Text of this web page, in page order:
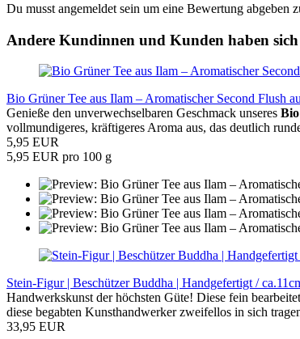
Du musst angemeldet sein um eine Bewertung abgeben
Andere Kundinnen und Kunden haben
Bio Grüner Tee aus Ilam – Aromatischer Second Flush
Genieße den unverwechselbaren Geschmack unseres
vollmundigeres, kräftigeres Aroma aus, das deutlich
5,95 EUR
5,95 EUR pro 100 g
Stein-Figur | Beschützer Buddha | Handgefertigt /
Handwerkskunst der höchsten Güte! Diese fein
diese begabten Kunsthandwerker zweifellos in sich
33,95 EUR